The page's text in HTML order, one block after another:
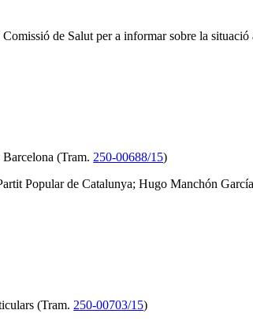
de Salut per a informar sobre la
(Tram. 250-00688/15)
Popular de Catalunya; Hugo Manchón
(Tram. 250-00703/15)